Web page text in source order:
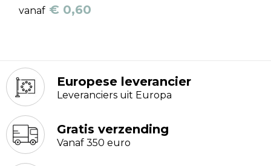
vanaf € 0,60
Europese leverancier
Leveranciers uit Europa
Gratis verzending
Vanaf 350 euro